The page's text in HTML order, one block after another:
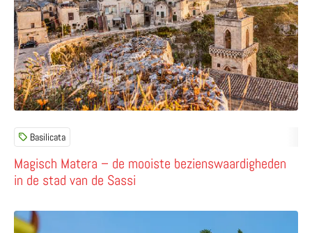
Magisch Matera – de mooiste bezienswaardigheden
in de stad van de Sassi
Basilicata
Lees meer over Alberobello – hoofdstad van de trulli in